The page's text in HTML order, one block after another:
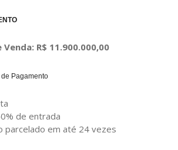
R$ 11.900.000,00
Pagamento
de entrada
parcelado em até 24 vezes